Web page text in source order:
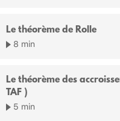
Le théorème de Rolle
8 min
Le théorème des
TAF )
5 min